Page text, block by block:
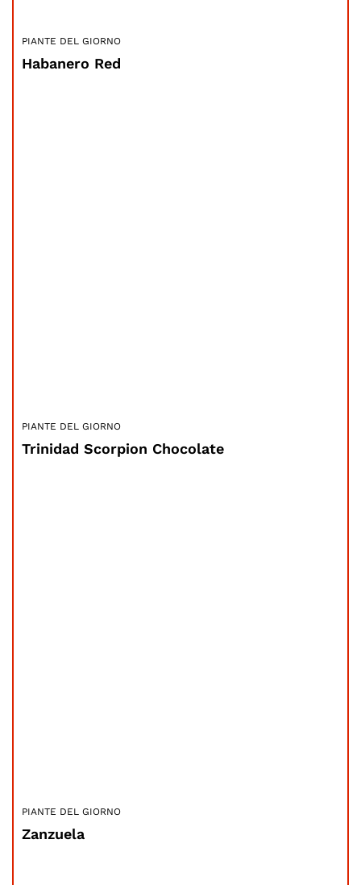
PIANTE DEL GIORNO
Habanero Red
PIANTE DEL GIORNO
Trinidad Scorpion Chocolate
PIANTE DEL GIORNO
Zanzuela